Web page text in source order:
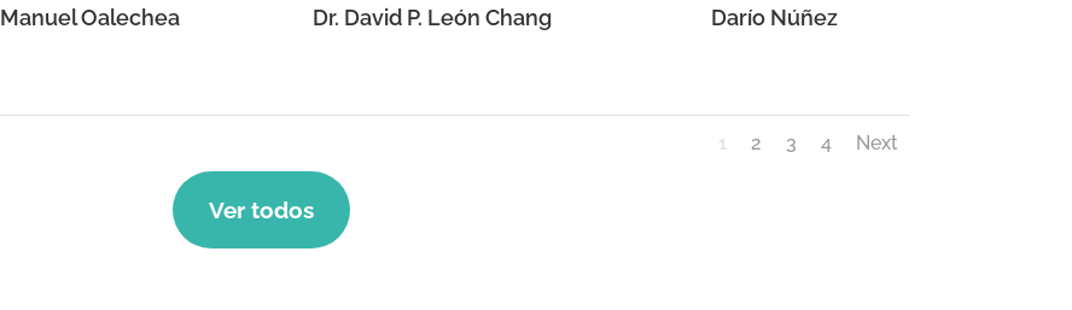
Manuel Oalechea Dr. David P. León Chang Darío Núñez
1 2 3 4 Next
Ver todos